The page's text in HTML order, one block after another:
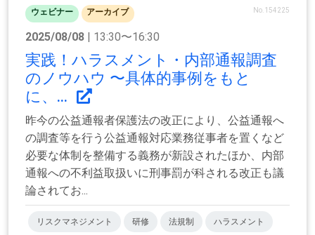
ウェビナー アーカイブ No.154225
2025/08/08 | 13:30〜16:30
実践！ハラスメント・内部通報調査
のノウハウ 〜具体的事例をもと
に、...
昨今の公益通報者保護法の改正により、公益通報へ
の調査等を行う公益通報対応業務従事者を置くなど
必要な体制を整備する義務が新設されたほか、内部
通報への不利益取扱いに刑事罰が科される改正も議
論されてお...
リスクマネジメント 研修 法規制 ハラスメント